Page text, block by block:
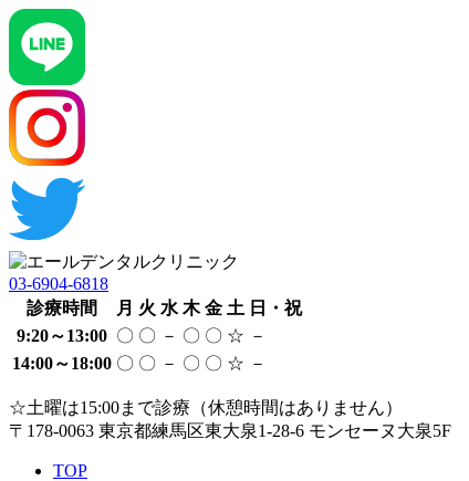
03-6904-6818
診療時間
月 火 水 木 金 土 日・祝
9:20～13:00 〇 〇 － 〇 〇 ☆ －
14:00～18:00 〇 〇 － 〇 〇 ☆ －
☆土曜は15:00まで診療（休憩時間はありません）
〒178-0063 東京都練馬区東大泉1-28-6 モンセーヌ大泉5F
TOP